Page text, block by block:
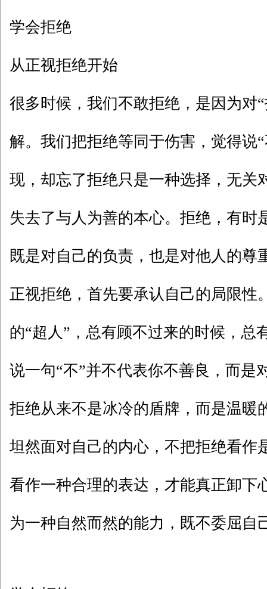
学会拒绝
从正视拒绝开始
很多时候，我们不敢拒绝，是因为对
解。我们把拒绝等同于伤害，觉得说
现，却忘了拒绝只是一种选择，无关
失去了与人为善的本心。拒绝，有时
既是对自己的负责，也是对他人的尊
正视拒绝，首先要承认自己的局限性
的“超人”，总有顾不过来的时候，总
说一句“不”并不代表你不善良，而是
拒绝从来不是冰冷的盾牌，而是温暖
坦然面对自己的内心，不把拒绝看作
看作一种合理的表达，才能真正卸下
为一种自然而然的能力，既不委屈自